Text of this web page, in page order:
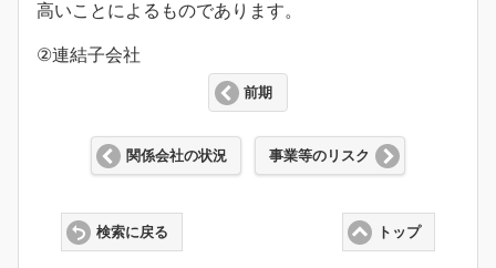
高いことによるものであります。
②連結子会社
前期
関係会社の状況 事業等のリスク
トップ
検索に戻る